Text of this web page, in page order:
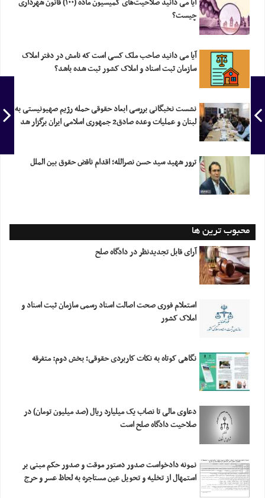
آیا می دانید صلاحیت‌های کمیسیون ماده (۱۰۰) قانون شهرداری
چیست؟
آیا می دانید صاحب ملک کسی است که نامش در دفتر املاک
سازمان ثبت اسناد و املاک کشور ثبت شده باشد؟
نشست نخبگانی بررسی ابعاد حقوقی حمله رژیم صهیونیستی به
لبنان و عملیات وعده صادق2 جمهوری اسلامی ایران برگزار شد
ترور شهید سید حسن نصرالله؛ اقدام ناقض حقوق بین الملل
محبوب ترین ها
آرای قابل تجدیدنظر در دادگاه صلح
استعلام فورى صحت اصالت اسناد رسمى سازمان ثبت اسناد و
املاک کشور
نگاهی کوتاه به نکات کاربردی حقوقی؛ بخش دوم: متفرقه
دعاوی مالی تا نصاب یک میلیارد ریال (صد میلیون تومان) در
صلاحیت دادگاه صلح است
نمونه دادخواست صدور دستور موقت و صدور حکم مبنی بر
استمهال از تخلیه و تحویل عین مستاجره به لحاظ عسر و حرج